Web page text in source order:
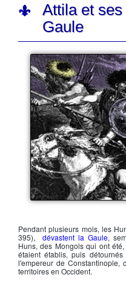
Attila et
Gaule
Pendant plusieurs mois, les
395),dévastent la Gaule,
Huns, des Mongolsqui ont été,
étaient établis, puis
l'empereur de Constantinople,
territoires en Occident.